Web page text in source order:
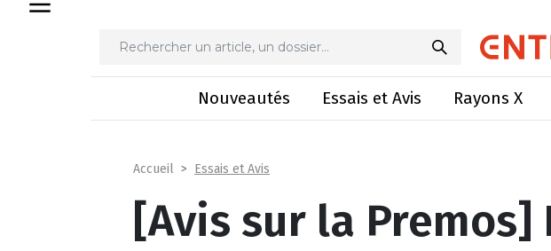
Nouveautés Essais et Avis Rayons X
[Avis sur la Premos] Le pellet par Krone
Accueil Essais et Avis
[Avis sur la